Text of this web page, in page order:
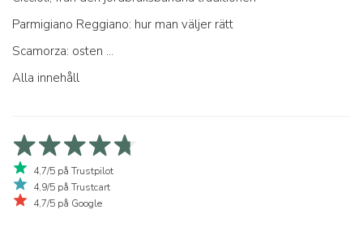
Parmigiano Reggiano: hur man väljer rätt
Scamorza: osten ...
Alla innehåll
4,7/5 på Trustpilot
4,9/5 på Trustcart
4,7/5 på Google